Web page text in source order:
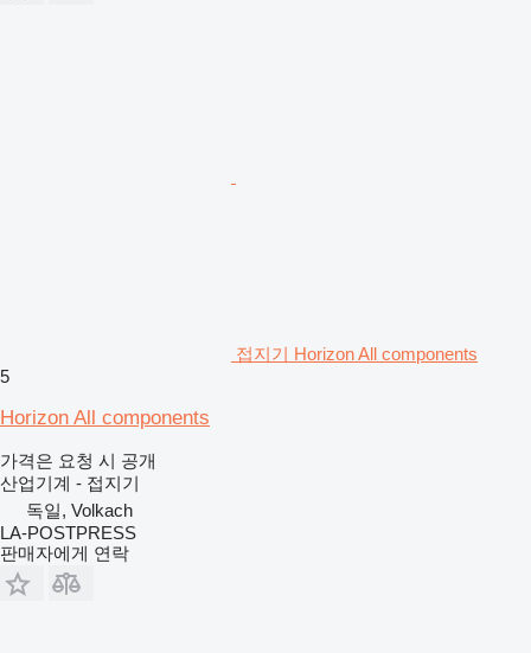
접지기 Horizon All components
5
Horizon All components
가격은 요청 시 공개
산업기계 - 접지기
독일, Volkach
LA-POSTPRESS
판매자에게 연락